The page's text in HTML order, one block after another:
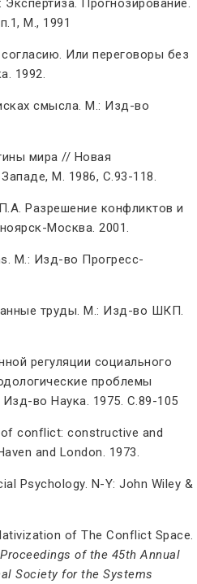
Прогнозирование.
М., 1991
Или переговоры без
1992.
смысла. М.: Изд-во
мира // Новая
М. 1986, С.93-118.
Разрешение конфликтов и
Москва. 2001.
М.: Изд-во Прогресс-
труды. М.: Изд-во ШКП.
регуляции социального
проблемы
во Наука. 1975. С.89-105
conflict: constructive and
and London. 1973.
Psychology. N-Y: John Wiley &
of The Conflict Space.
Proceedings of the 45th Annual
Society for the Systems